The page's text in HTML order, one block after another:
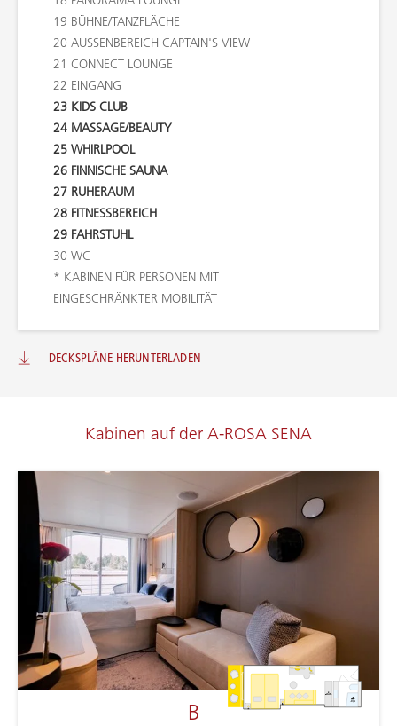
19 BÜHNE/TANZFLÄCHE
20 AUSSENBEREICH CAPTAIN'S VIEW
21 CONNECT LOUNGE
22 EINGANG
23 KIDS CLUB
24 MASSAGE/BEAUTY
25 WHIRLPOOL
26 FINNISCHE SAUNA
27 RUHERAUM
28 FITNESSBEREICH
29 FAHRSTUHL
30 WC
* KABINEN FÜR PERSONEN MIT
EINGESCHRÄNKTER MOBILITÄT
DECKSPLÄNE HERUNTERLADEN
Kabinen auf der A-ROSA SENA
B